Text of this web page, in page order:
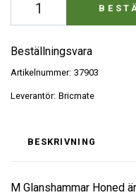
Beställningsvara
Artikelnummer: 37903
Leverantör: Bricmate
BESKRIVNING
M Glanshammar Honed